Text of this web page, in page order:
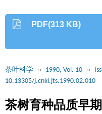
PDF(313 KB)
茶叶科学 ›› 1990, Vol. 10 ››
10.13305/j.cnki.jts.1990.02.010
茶树育种品质早